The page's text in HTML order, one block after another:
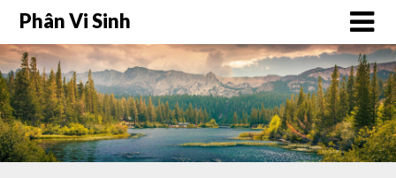
Phân Vi Sinh